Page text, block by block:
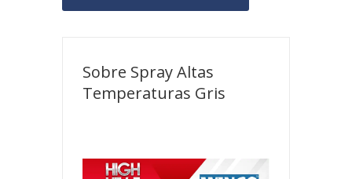
Sobre Spray Altas
Temperaturas Gris